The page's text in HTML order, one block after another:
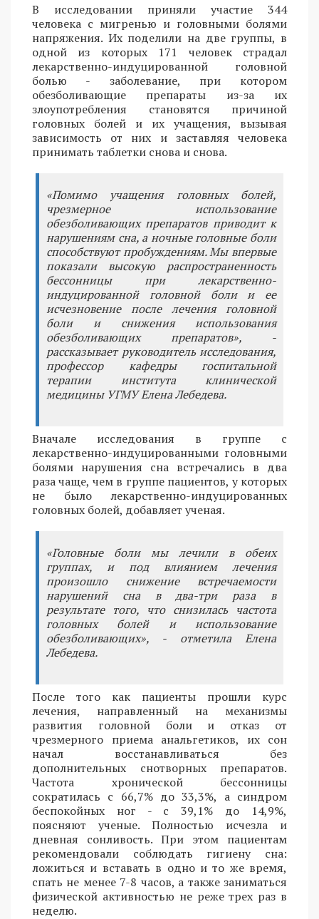
В исследовании приняли участие 344
человека с мигренью и головными болями
напряжения. Их поделили на две группы, в
одной из которых 171 человек страдал
лекарственно-индуцированной головной
болью - заболевание, при котором
обезболивающие препараты из-за их
злоупотребления становятся причиной
головных болей и их учащения, вызывая
зависимость от них и заставляя человека
принимать таблетки снова и снова.
«Помимо учащения головных болей,
чрезмерное использование
обезболивающих препаратов приводит к
нарушениям сна, а ночные головные боли
способствуют пробуждениям. Мы впервые
показали высокую распространенность
бессонницы при лекарственно-
индуцированной головной боли и ее
исчезновение после лечения головной
боли и снижения использования
обезболивающих препаратов», -
рассказывает руководитель исследования,
профессор кафедры госпитальной
терапии института клинической
медицины УГМУ Елена Лебедева.
Вначале исследования в группе с
лекарственно-индуцированными головными
болями нарушения сна встречались в два
раза чаще, чем в группе пациентов, у которых
не было лекарственно-индуцированных
головных болей, добавляет ученая.
«Головные боли мы лечили в обеих
группах, и под влиянием лечения
произошло снижение встречаемости
нарушений сна в два-три раза в
результате того, что снизилась частота
головных болей и использование
обезболивающих», - отметила Елена
Лебедева.
После того как пациенты прошли курс
лечения, направленный на механизмы
развития головной боли и отказ от
чрезмерного приема анальгетиков, их сон
начал восстанавливаться без
дополнительных снотворных препаратов.
Частота хронической бессонницы
сократилась с 66,7% до 33,3%, а синдром
беспокойных ног - с 39,1% до 14,9%,
поясняют ученые. Полностью исчезла и
дневная сонливость. При этом пациентам
рекомендовали соблюдать гигиену сна:
ложиться и вставать в одно и то же время,
спать не менее 7-8 часов, а также заниматься
физической активностью не реже трех раз в
неделю.